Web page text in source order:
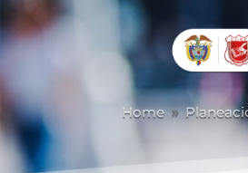
Abrir barra de herramientas
Home 9